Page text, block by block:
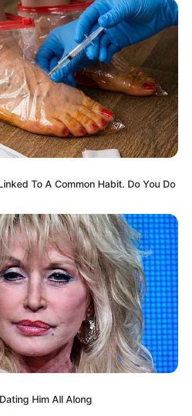
Denkmal, das aus Anlass der
von 1871 errichtet wurde
nationalen Monumenten
die auffälligen Wehrtürme der
den uralten Fachwerkhäusern,
einem Berg thronendenBurg
Wernerkapelle und der St.
eines der
am Mittelrhein.
ist dieRuine der gotischen
Personenfähre von Kaub aus zur
der Burg Pfalzgrafenstein zu
ist immer ein Erlebnis. Die inmitten
gehört zum UNESCO-
To A Common Habit. Do You Do
Him All Along